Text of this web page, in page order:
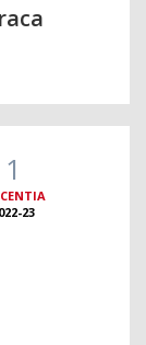
1
23